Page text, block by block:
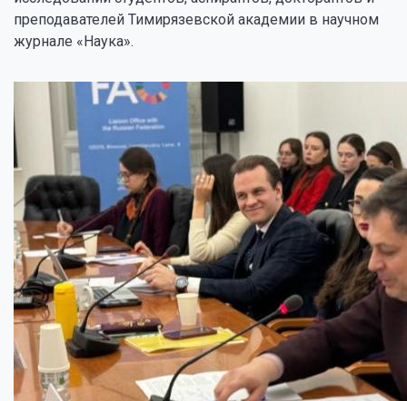
преподавателей Тимирязевской академии в научном
журнале «Наука».